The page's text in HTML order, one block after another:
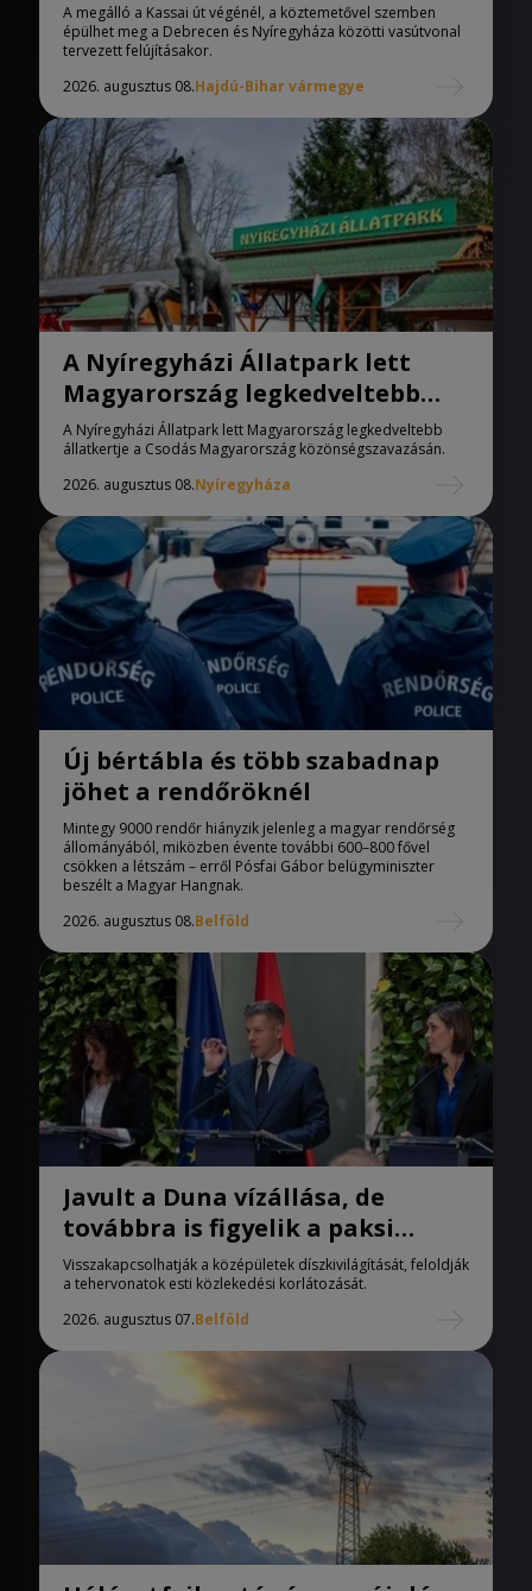
A megálló a Kassai út végénél, a köztemetővel szemben
épülhet meg a Debrecen és Nyíregyháza közötti vasútvonal
tervezett felújításakor.
2026. augusztus 08.Hajdú-Bihar vármegye
A Nyíregyházi Állatpark lett
Magyarország legkedveltebb
állatkertje
A Nyíregyházi Állatpark lett Magyarország legkedveltebb
állatkertje a Csodás Magyarország közönségszavazásán.
2026. augusztus 08.Nyíregyháza
Új bértábla és több szabadnap
jöhet a rendőröknél
Mintegy 9000 rendőr hiányzik jelenleg a magyar rendőrség
állományából, miközben évente további 600–800 fővel
csökken a létszám – erről Pósfai Gábor belügyminiszter
beszélt a Magyar Hangnak.
2026. augusztus 08.Belföld
Javult a Duna vízállása, de
továbbra is figyelik a paksi
helyzetet
Visszakapcsolhatják a középületek díszkivilágítását, feloldják
a tehervonatok esti közlekedési korlátozását.
2026. augusztus 07.Belföld